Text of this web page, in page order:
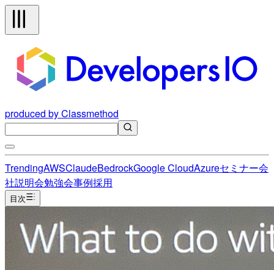
produced by Classmethod
TrendingAWSClaudeBedrockGoogle CloudAzureセミナー会
社説明会勉強会事例採用
目次